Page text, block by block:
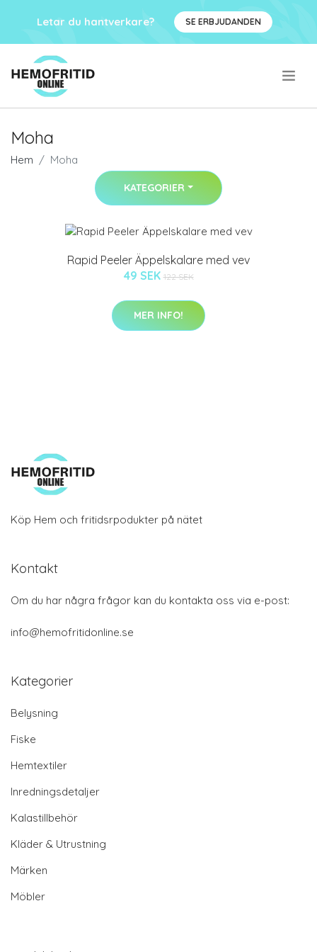
Letar du hantverkare? SE ERBJUDANDEN
Moha
Hem Moha
KATEGORIER
Rapid Peeler Äppelskalare med vev
49 SEK 122 SEK
MER INFO!
Köp Hem och fritidsrpodukter på nätet
Kontakt
Om du har några frågor kan du kontakta oss via e-post:
info@hemofritidonline.se
Kategorier
Belysning
Fiske
Hemtextiler
Inredningsdetaljer
Kalastillbehör
Kläder & Utrustning
Märken
Möbler